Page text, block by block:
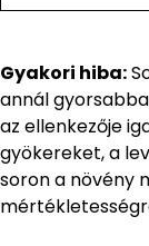
Gyakori hiba:
annál
az ellenkezője
gyökereket, a
soron a növény